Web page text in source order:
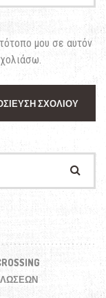
μου σε αυτόν